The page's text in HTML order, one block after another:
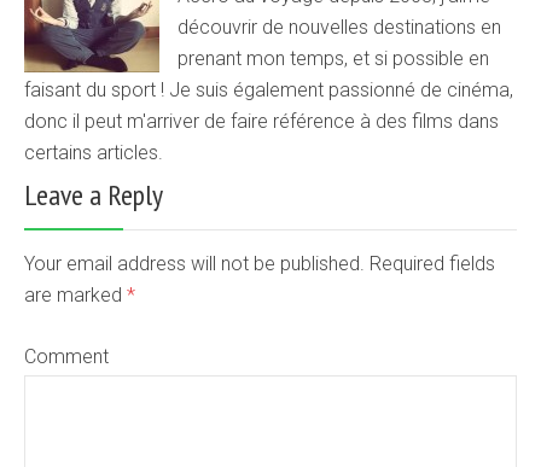
découvrir de nouvelles destinations en
prenant mon temps, et si possible en
faisant du sport ! Je suis également passionné de cinéma,
donc il peut m'arriver de faire référence à des films dans
certains articles.
Leave a Reply
Your email address will not be published. Required fields
are marked *
Comment